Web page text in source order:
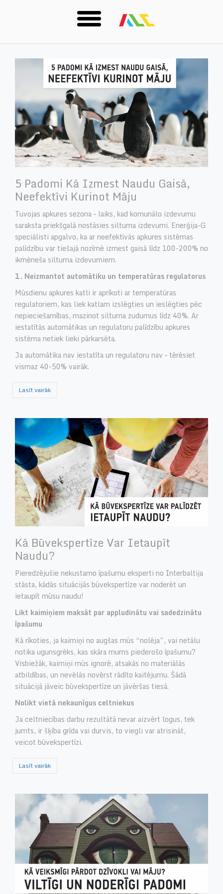
5 Padomi Kā Izmest Naudu Gaisā,
Neefektīvi Kurinot Māju
Tuvojas apkures sezona – laiks, kad komunālo izdevumu
saraksta priekšgalā nostāsies siltuma izdevumi. Enerģija-G
speciālisti apgalvo, ka ar neefektīvās apkures sistēmas
palīdzību var tiešajā nozīmē izmest gaisā līdz 100-200% no
ikmēneša siltuma izdevumiem.
1. Neizmantot automātiku un temperatūras regulatorus
Mūsdienu apkures katli ir aprīkoti ar temperatūras
regulatoriem, kas liek katlam izslēgties un ieslēgties pēc
nepieciešamības, mazinot siltuma zudumus līdz 40%. Ar
iestatītās automātikas un regulatoru palīdzību apkures
sistēma netiek lieki pārkarsēta.
Ja automātika nav iestatīta un regulatoru nav – tērēsiet
vismaz 40-50% vairāk.
Lasīt vairāk
Kā Būvekspertīze Var Ietaupīt
Naudu?
Pieredzējušie nekustamo īpašumu eksperti no Interbaltija
stāsta, kādās situācijās būvekspertīze var noderēt un
ietaupīt mūsu naudu!
Likt kaimiņiem maksāt par appludinātu vai sadedzinātu
īpašumu
Kā rīkoties, ja kaimiņi no augšas mūs “nolēja”, vai netālu
notika ugunsgrēks, kas skāra mums piederošo īpašumu?
Visbiežāk, kaimiņi mūs ignorē, atsakās no materiālās
atbildības, un nevēlās novērst rādīto kaitējumu. Šādā
situācijā jāveic būvekspertīze un jāvēršas tiesā.
Nolikt vietā nekaunīgus celtniekus
Ja celtniecības darbu rezultātā nevar aizvērt logus, tek
jumts, ir šķība grīda vai durvis, to viegli var atrisināt,
veicot būvekspertīzi.
Lasīt vairāk